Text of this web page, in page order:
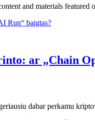
and materials
ar „Chain
dabar perkamu